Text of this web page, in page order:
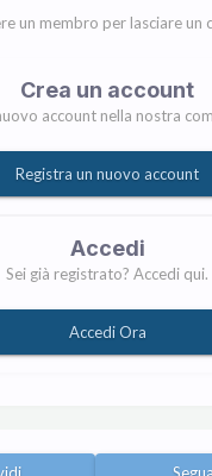
un membro per lasciare un
Crea un account
account nella nostra
Registra un nuovo account
Accedi
Sei già registrato? Accedi qui.
Accedi Ora